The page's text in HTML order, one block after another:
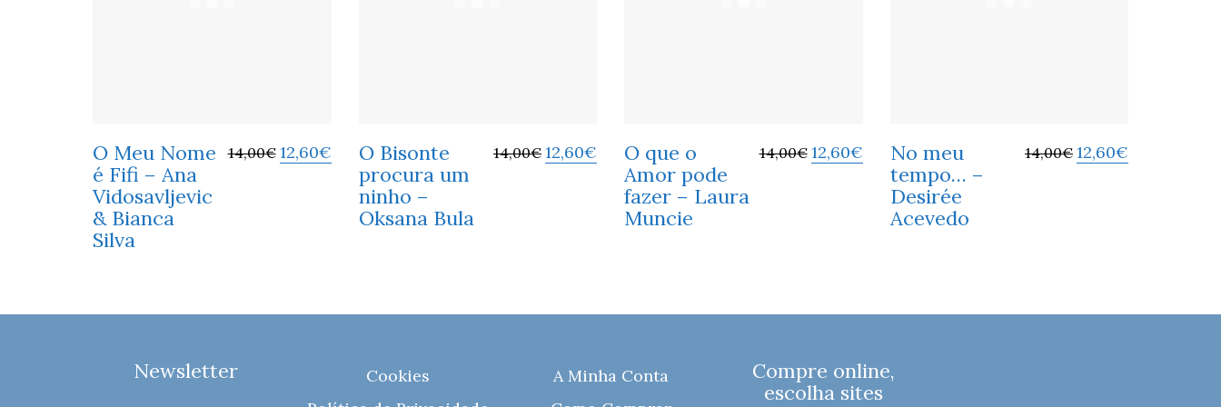
O Meu Nome
é Fifi – Ana
Vidosavljevic
& Bianca
Silva
14,00€ 12,60€
O Bisonte
procura um
ninho –
Oksana Bula
14,00€ 12,60€
O que o
Amor pode
fazer – Laura
Muncie
14,00€ 12,60€
No meu
tempo… –
Desirée
Acevedo
14,00€ 12,60€
Newsletter
Cookies
A Minha Conta
Compre online,
escolha sites